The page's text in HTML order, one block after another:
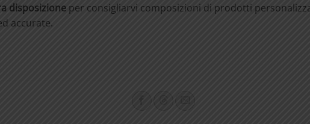
disposizione per consigliarvi composizioni di prodotti
accurate.